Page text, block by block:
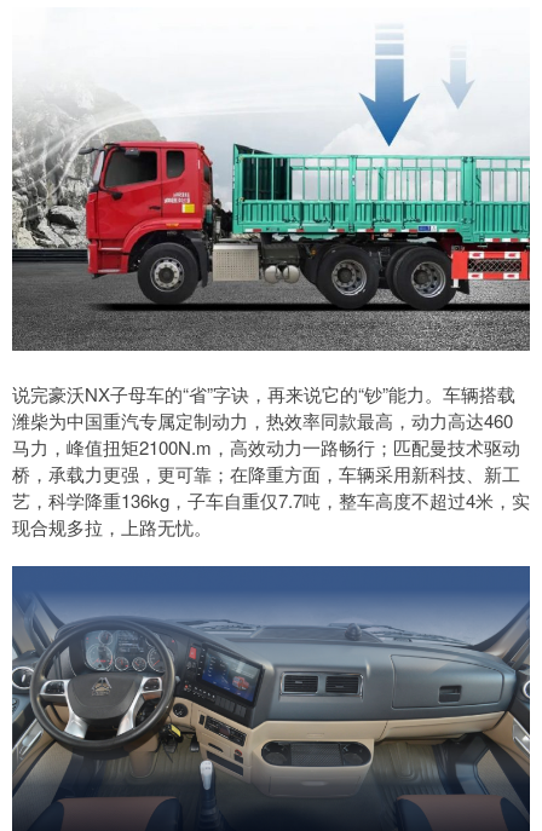
说完豪沃NX子母车的“省”字诀，再来说它的“钞”能力。车辆搭载
潍柴为中国重汽专属定制动力，热效率同款最高，动力高达460
马力，峰值扭矩2100N.m，高效动力一路畅行；匹配曼技术驱动
桥，承载力更强，更可靠；在降重方面，车辆采用新科技、新工
艺，科学降重136kg，子车自重仅7.7吨，整车高度不超过4米，实
现合规多拉，上路无忧。